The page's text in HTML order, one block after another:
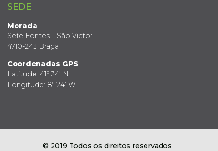
SEDE
Morada
Sete Fontes – São Victor
4710-243 Braga
Coordenadas GPS
Latitude: 41º 34’ N
Longitude: 8º 24’ W
© 2019 Todos os direitos reservados